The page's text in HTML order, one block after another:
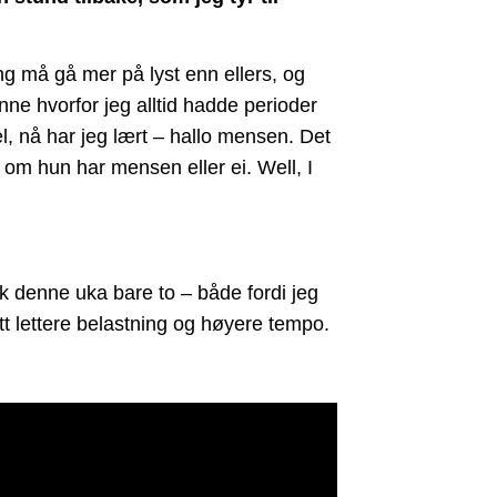
må gå mer på lyst enn ellers, og
hvorfor jeg alltid hadde perioder
nå har jeg lært – hallo mensen. Det
hun har mensen eller ei. Well, I
denne uka bare to – både fordi jeg
lettere belastning og høyere tempo.